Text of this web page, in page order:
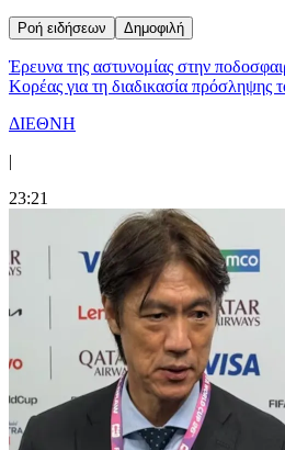
Ροή ειδήσεων Δημοφιλή
Έρευνα της αστυνομίας στην
Κορέας για τη διαδικασία πρόσληψης
ΔΙΕΘΝΗ
|
23:21